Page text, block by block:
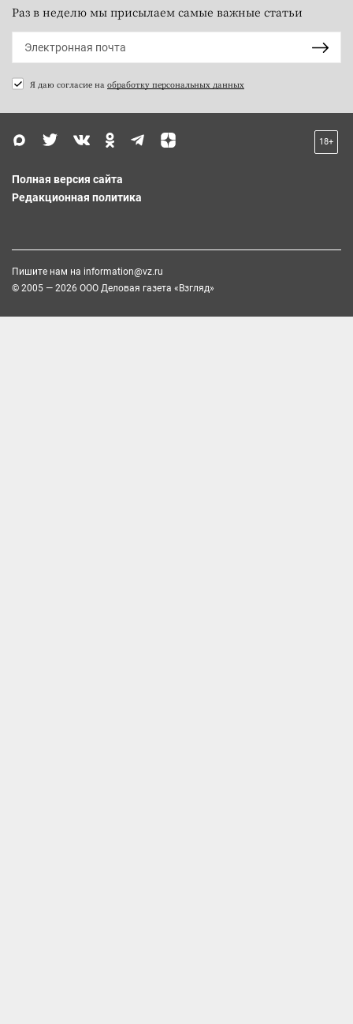
Раз в неделю мы присылаем самые важные статьи
Я даю согласие на обработку персональных данных
18+
Полная версия сайта
Редакционная политика
Пишите нам на information@vz.ru
© 2005 — 2026 ООО Деловая газета «Взгляд»